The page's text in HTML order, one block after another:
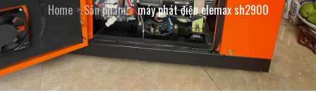
Home Sản phẩm máy phát điện elemax sh2900